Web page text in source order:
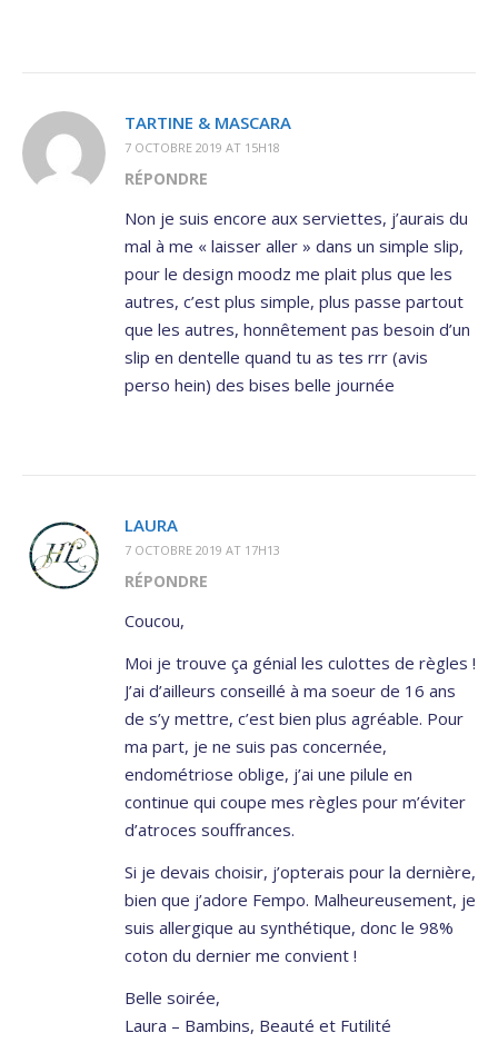
TARTINE & MASCARA
7 OCTOBRE 2019 AT 15H18
RÉPONDRE
Non je suis encore aux serviettes, j’aurais du
mal à me « laisser aller » dans un simple slip,
pour le design moodz me plait plus que les
autres, c’est plus simple, plus passe partout
que les autres, honnêtement pas besoin d’un
slip en dentelle quand tu as tes rrr (avis
perso hein) des bises belle journée
LAURA
7 OCTOBRE 2019 AT 17H13
RÉPONDRE
Coucou,
Moi je trouve ça génial les culottes de règles !
J’ai d’ailleurs conseillé à ma soeur de 16 ans
de s’y mettre, c’est bien plus agréable. Pour
ma part, je ne suis pas concernée,
endométriose oblige, j’ai une pilule en
continue qui coupe mes règles pour m’éviter
d’atroces souffrances.
Si je devais choisir, j’opterais pour la dernière,
bien que j’adore Fempo. Malheureusement, je
suis allergique au synthétique, donc le 98%
coton du dernier me convient !
Belle soirée,
Laura – Bambins, Beauté et Futilité